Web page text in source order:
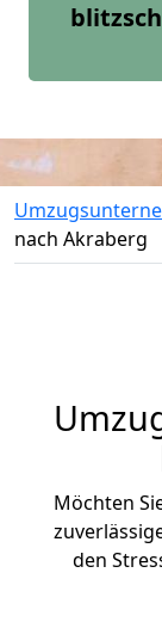
nach Akraberg
Möchten
den